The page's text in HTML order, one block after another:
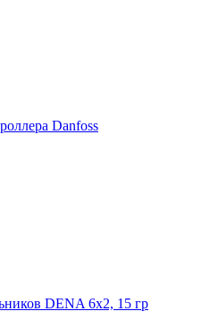
Danfoss
DENA 6х2, 15 гр